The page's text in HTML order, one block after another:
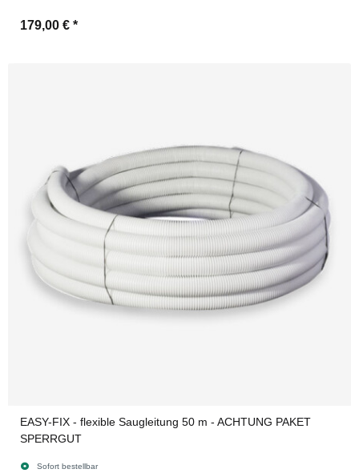
179,00 € *
EASY-FIX - flexible Saugleitung 50 m - ACHTUNG PAKET
SPERRGUT
Sofort bestellbar